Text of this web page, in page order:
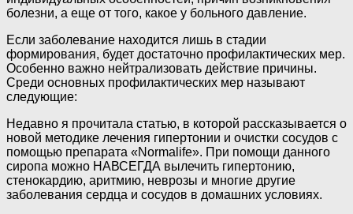
болезни, а еще от того, какое у больного давление.
Если заболевание находится лишь в стадии
формирования, будет достаточно профилактических мер.
Особенно важно нейтрализовать действие причины.
Среди основных профилактических мер называют
следующие:
Недавно я прочитала статью, в которой рассказывается о
новой методике лечения гипертонии и очистки сосудов с
помощью препарата «Normalife». При помощи данного
сиропа можно НАВСЕГДА вылечить гипертонию,
стенокардию, аритмию, неврозы и многие другие
заболевания сердца и сосудов в домашних условиях.